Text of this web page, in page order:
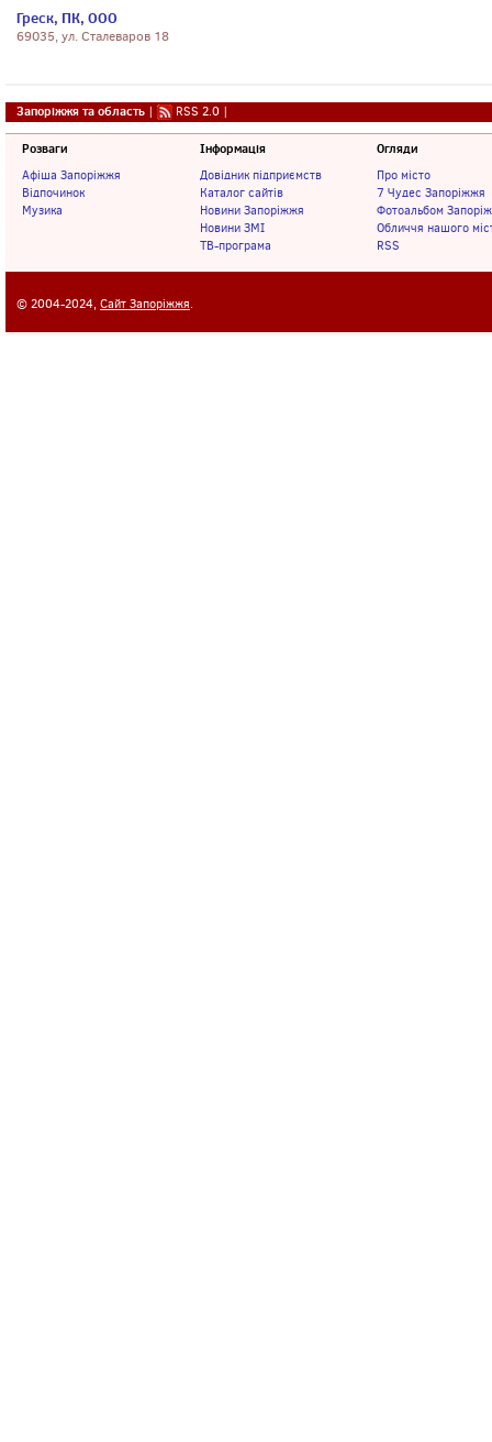
Греск, ПК, ООО
69035, ул. Сталеваров 18
Запоріжжя та область | RSS 2.0 |
Розваги
Афіша Запоріжжя
Відпочинок
Музика
Інформація
Довідник підприємств
Каталог сайтів
Новини Запоріжжя
Новини ЗМІ
ТВ-програма
Огляди
Про місто
7 Чудес Запоріжжя
Фотоальбом
Обличчя нашого
RSS
© 2004-2024, Сайт Запоріжжя.